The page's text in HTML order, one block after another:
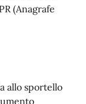
(Anagrafe
allo sportello